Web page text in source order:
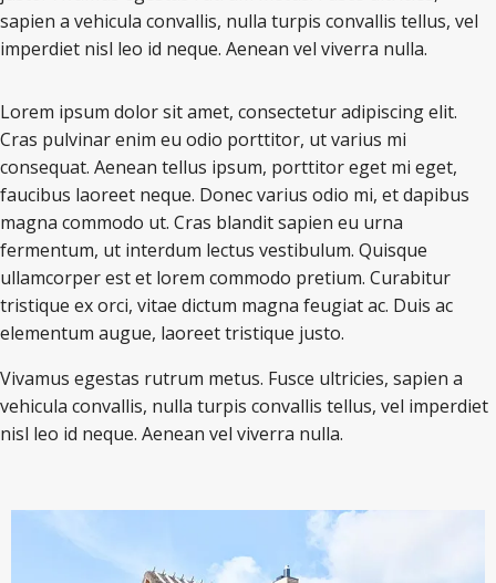
sapien a vehicula convallis, nulla turpis convallis tellus, vel
imperdiet nisl leo id neque. Aenean vel viverra nulla.
Lorem ipsum dolor sit amet, consectetur adipiscing elit.
Cras pulvinar enim eu odio porttitor, ut varius mi
consequat. Aenean tellus ipsum, porttitor eget mi eget,
faucibus laoreet neque. Donec varius odio mi, et dapibus
magna commodo ut. Cras blandit sapien eu urna
fermentum, ut interdum lectus vestibulum. Quisque
ullamcorper est et lorem commodo pretium. Curabitur
tristique ex orci, vitae dictum magna feugiat ac. Duis ac
elementum augue, laoreet tristique justo.
Vivamus egestas rutrum metus. Fusce ultricies, sapien a
vehicula convallis, nulla turpis convallis tellus, vel imperdiet
nisl leo id neque. Aenean vel viverra nulla.